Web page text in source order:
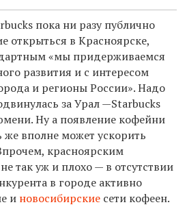
пока ни разу публично
открыться в Красноярске,
«мы придерживаемся
развития и с интересом
и регионы России». Надо
за Урал —Starbucks
Ну а появление кофейни
же вполне может ускорить
красноярским
так уж и плохо — в отсутствии
в городе активно
и новосибирские сети кофеен.